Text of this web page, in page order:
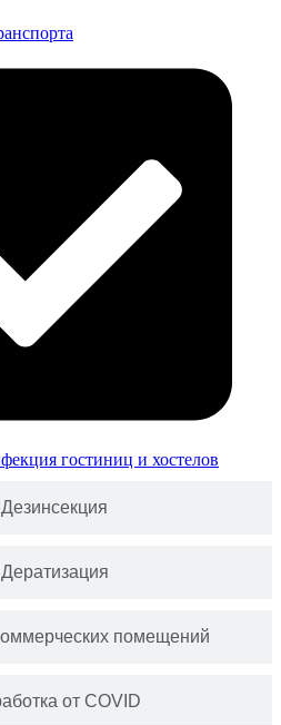
Дезинсекция
Дератизация
помещений
от COVID
гостиниц и хостелов